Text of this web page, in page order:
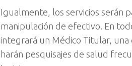
Igualmente, los servicios serán
manipulación de efectivo. En
integrará un Médico Titular,
harán pesquisajes de salud